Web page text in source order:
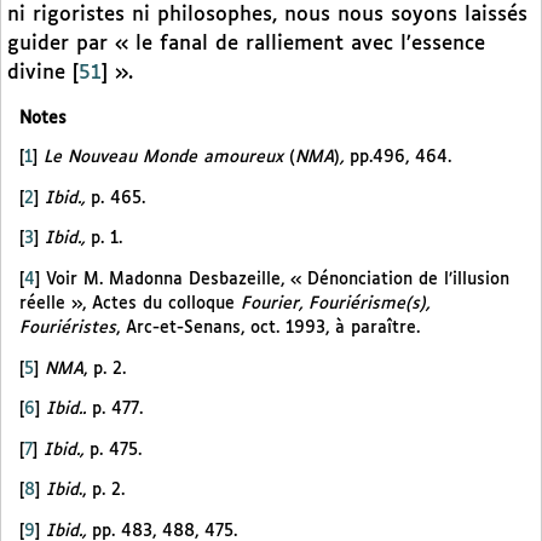
ni rigoristes ni philosophes, nous nous soyons laissés
guider par « le fanal de ralliement avec l’essence
divine
51 ».
Notes
1 Le Nouveau Monde amoureux (NMA), pp.496, 464.
[2] Ibid., p. 465.
3 Ibid., p. 1.
4
Voir M. Madonna Desbazeille, « Dénonciation de l’illusion
réelle », Actes du colloque Fourier, Fouriérisme(s),
Fouriéristes, Arc-et-Senans, oct. 1993, à paraître.
[5] NMA, p. 2.
6 Ibid.. p. 477.
[7] Ibid., p. 475.
8 Ibid., p. 2.
[9] Ibid., pp. 483, 488, 475.